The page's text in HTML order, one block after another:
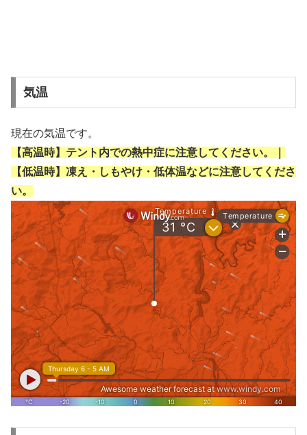
気温
現在の気温です。
【高温時】テント内での熱中症に注意してください。｜
【低温時】凍え・しもやけ・低体温などに注意してくださ
い。